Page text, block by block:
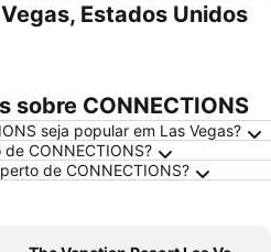
Estados Unidos
CONNECTIONS
seja popular em Las Vegas?
CONNECTIONS?
de CONNECTIONS?